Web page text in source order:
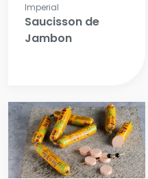
Imperial
Saucisson de
Jambon